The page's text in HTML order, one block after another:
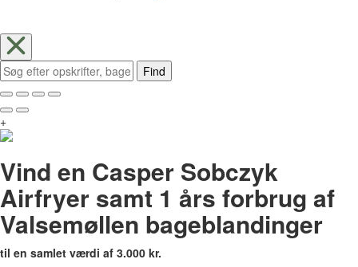
Find
+
Vind en Casper Sobczyk
Airfryer samt 1 års forbrug af
Valsemøllen bageblandinger
til en samlet værdi af 3.000 kr.